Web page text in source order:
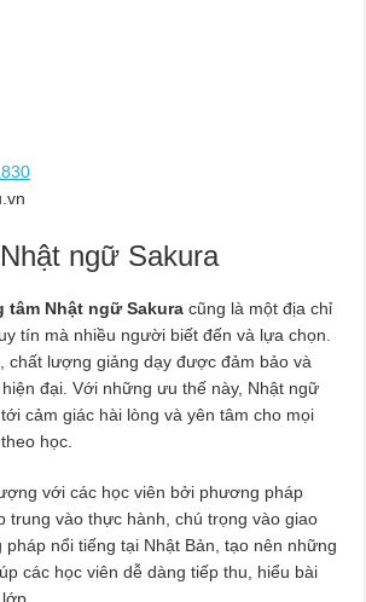
ngữ Sakura
tâm Nhật ngữ Sakura cũng là một địa chỉ
tín mà nhiều người biết đến và lựa chọn.
chất lượng giảng dạy được đảm bảo và
đại. Với những ưu thế này, Nhật ngữ
cảm giác hài lòng và yên tâm cho mọi
học.
với các học viên bởi phương pháp
trung vào thực hành, chú trọng vào giao
nổi tiếng tại Nhật Bản, tạo nên những
các học viên dễ dàng tiếp thu, hiểu bài